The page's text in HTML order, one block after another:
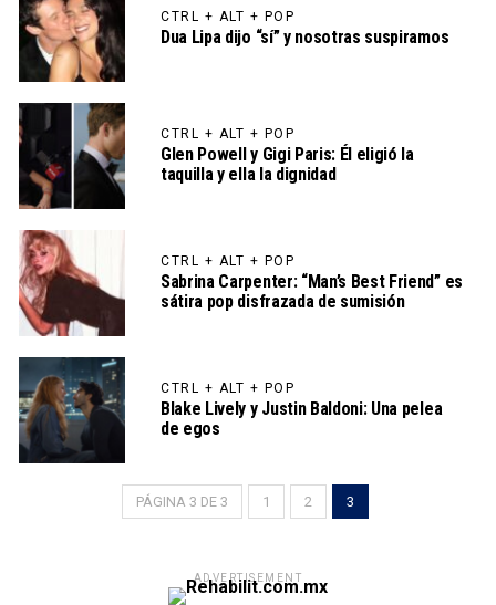
CTRL + ALT + POP
Dua Lipa dijo “sí” y nosotras suspiramos
CTRL + ALT + POP
Glen Powell y Gigi Paris: Él eligió la
taquilla y ella la dignidad
CTRL + ALT + POP
Sabrina Carpenter: “Man’s Best Friend” es
sátira pop disfrazada de sumisión
CTRL + ALT + POP
Blake Lively y Justin Baldoni: Una pelea
de egos
PÁGINA 3 DE 3 1 2 3
ADVERTISEMENT